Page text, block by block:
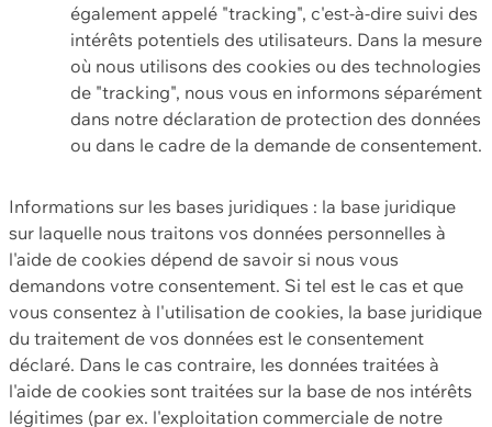
également appelé "tracking", c'est-à-dire suivi des
intérêts potentiels des utilisateurs. Dans la mesure
où nous utilisons des cookies ou des technologies
de "tracking", nous vous en informons séparément
dans notre déclaration de protection des données
ou dans le cadre de la demande de consentement.
Informations sur les bases juridiques : la base juridique
sur laquelle nous traitons vos données personnelles à
l'aide de cookies dépend de savoir si nous vous
demandons votre consentement. Si tel est le cas et que
vous consentez à l'utilisation de cookies, la base juridique
du traitement de vos données est le consentement
déclaré. Dans le cas contraire, les données traitées à
l'aide de cookies sont traitées sur la base de nos intérêts
légitimes (par ex. l'exploitation commerciale de notre